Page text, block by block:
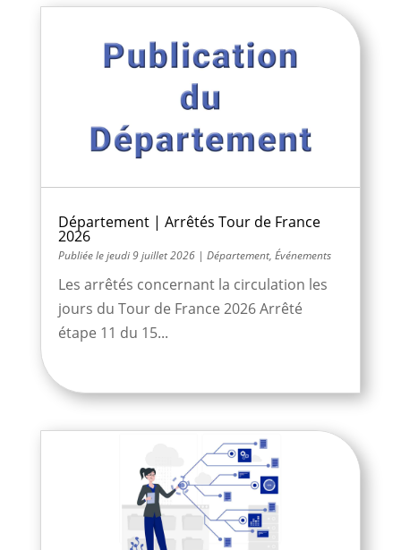
Département | Arrêtés Tour de France
2026
jeudi 9 juillet 2026| Département, Événements
Les arrêtés concernant la circulation les
jours du Tour de France 2026 Arrêté
étape 11 du 15...